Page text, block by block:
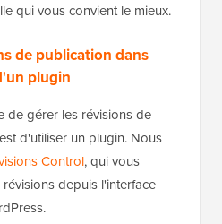
qui vous convient le mieux.
de publication dans
plugin
de gérer les révisions de
d'utiliser un plugin. Nous
Control, qui vous
depuis l'interface